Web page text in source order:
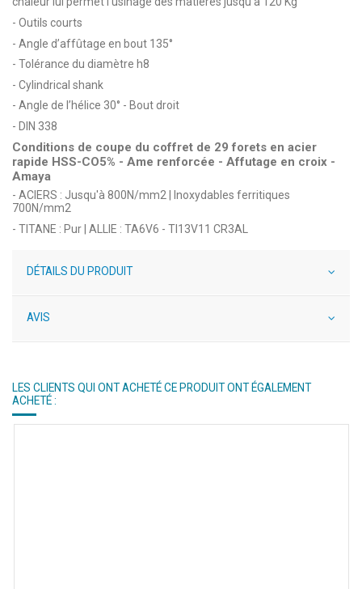
- Outils courts
- Angle d’affûtage en bout 135°
- Tolérance du diamètre h8
- Cylindrical shank
- Angle de l’hélice 30° - Bout droit
- DIN 338
Conditions de coupe du coffret de 29 forets en acier
rapide HSS-CO5% - Ame renforcée - Affutage en croix -
Amaya
- ACIERS : Jusqu'à 800N/mm2 | Inoxydables ferritiques
700N/mm2
- TITANE : Pur | ALLIE : TA6V6 - TI13V11 CR3AL
DÉTAILS DU PRODUIT
AVIS
LES CLIENTS QUI ONT ACHETÉ CE PRODUIT ONT ÉGALEMENT
ACHETÉ :